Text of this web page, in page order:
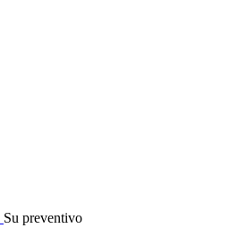
Su preventivo